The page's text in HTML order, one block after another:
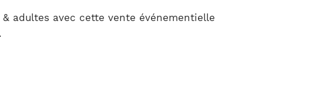
adultes avec cette vente événementielle